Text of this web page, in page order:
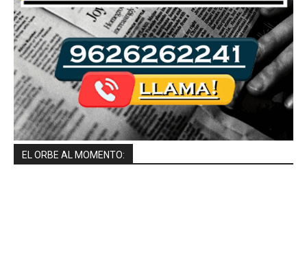
EL ORBE AL MOMENTO: